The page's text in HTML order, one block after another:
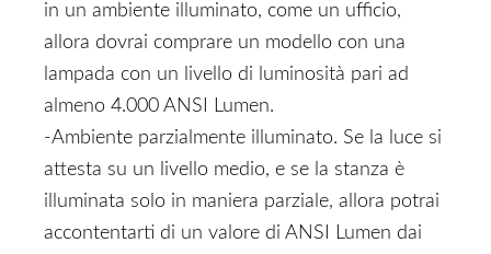
in un ambiente illuminato, come un ufficio,
allora dovrai comprare un modello con una
lampada con un livello di luminosità pari ad
almeno 4.000 ANSI Lumen.
-Ambiente parzialmente illuminato. Se la luce si
attesta su un livello medio, e se la stanza è
illuminata solo in maniera parziale, allora potrai
accontentarti di un valore di ANSI Lumen dai